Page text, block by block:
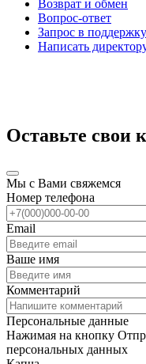
Возврат и обмен
Вопрос-ответ
Запрос в поддержку
Написать
Оставьте свои
Мы с Вами свяжемся
Номер телефона
Email
Ваше имя
Комментарий
Персональные данные
Нажимая на кнопку
персональных данных